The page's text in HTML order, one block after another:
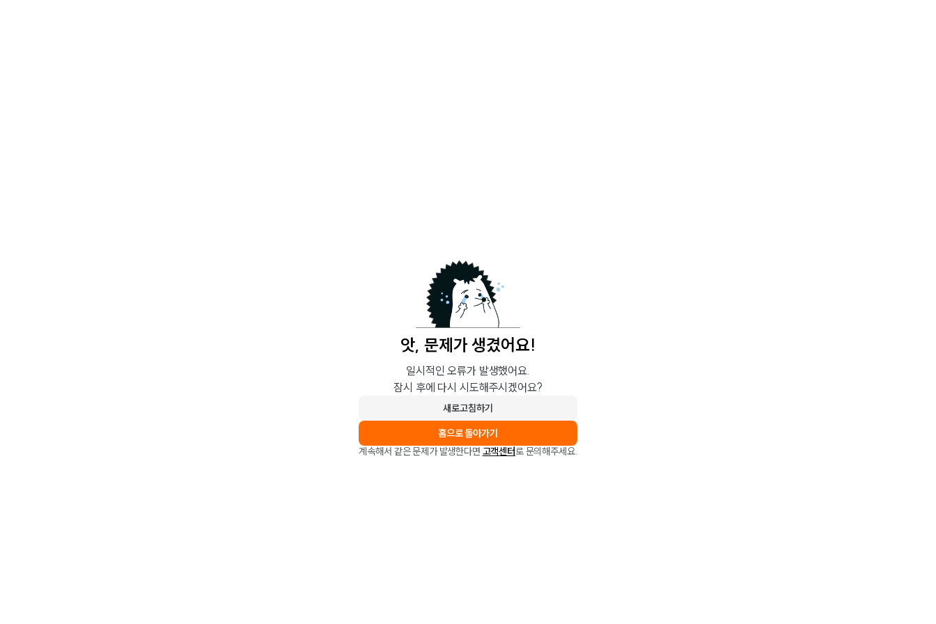
앗, 문제가 생겼어요!
일시적인 오류가 발생했어요.
잠시 후에 다시 시도해주시겠어요?
새로고침하기
홈으로 돌아가기
계속해서 같은 문제가 발생한다면 고객센터로 문의해주세요.